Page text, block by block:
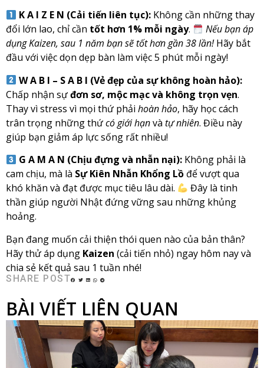
K A I Z E N (Cải tiến liên tục): Không cần những thay
đổi lớn lao, chỉ cần tốt hơn 1% mỗi ngày.
Nếu bạn áp
dụng Kaizen, sau 1 năm bạn sẽ tốt hơn gần 38 lần!Hãy bắt
đầu với việc dọn dẹp bàn làm việc 5 phút mỗi ngày!
W A B I – S A B I (Vẻ đẹp của sự không hoàn hảo):
Chấp nhận sựđơn sơ, mộc mạc và không trọn vẹn.
Thay vì stress vì mọi thứ phải hoàn hảo, hãy học cách
trân trọng những thứcó giới hạnvà tự nhiên. Điều này
giúp bạn giảm áp lực sống rất nhiều!
G A M A N (Chịu đựng và nhẫn nại): Không phải là
cam chịu, mà là Sự Kiên Nhẫn Khổng Lồ để vượt qua
khó khăn và đạt được mục tiêu lâu dài.
Đây là tinh
thần giúp người Nhật đứng vững sau những khủng
hoảng.
Bạn đang muốn cải thiện thói quen nào của bản thân?
Hãy thử áp dụng Kaizen (cải tiến nhỏ) ngay hôm nay và
chia sẻ kết quả sau 1 tuần nhé!
SHARE POST
BÀI VIẾT LIÊN QUAN